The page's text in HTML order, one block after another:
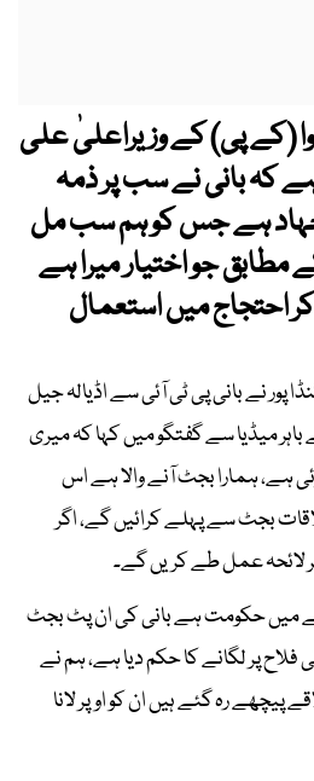
(کے پی) کے وزیراعلیٰ علی
کہ بانی نے سب پر ذمہ
جہاد ہے جس کو ہم سب مل
مطابق جو اختیار میرا ہے
احتجاج میں استعمال
پور نے بانی پی ٹی آئی سے اڈیالہ جیل
میڈیا سے گفتگو میں کہا کہ میری
ہے، ہمارا بجٹ آنے والا ہے اس
بجٹ سے پہلے کرائیں گے، اگر
لائحہ عمل طے کریں گے۔
میں حکومت ہے بانی کی ان پٹ بجٹ
فلاح پر لگانے کا حکم دیا ہے، ہم نے
پیچھے رہ گئے ہیں ان کو اوپر لانا